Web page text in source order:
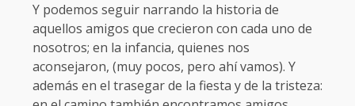
Y podemos seguir narrando la historia de
aquellos amigos que crecieron con cada uno de
nosotros; en la infancia, quienes nos
aconsejaron, (muy pocos, pero ahí vamos). Y
además en el trasegar de la fiesta y de la tristeza: